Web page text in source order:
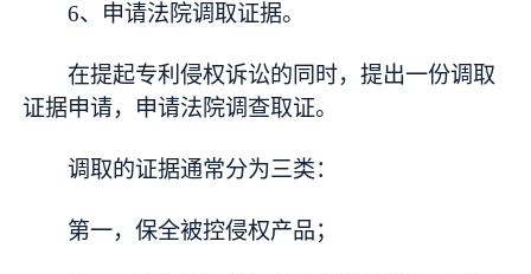
6、申请法院调取证据。
在提起专利侵权诉讼的同时，提出一份调取
证据申请，申请法院调查取证。
调取的证据通常分为三类：
第一，保全被控侵权产品；